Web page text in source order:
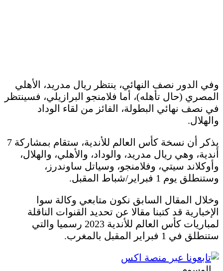
وفي الدور نصف النهائي، ينتظر ريال مدريد، الأهلي
المصري (حال تأهله)، أما فلامنجو البرازيلي، فسينتظر
في نصف نهائي البطولة، الفائز من لقاء الوداد
والهلال.
يذكر أن نسخة كأس العالم للأندية، ستقام بمشاركة 7
أندية، وهي ريال مدريد، والوداد، والأهلي، والهلال،
وأوكلاند سيتي، وفلامنجو، وسياتل ساوندرز،
وستنطلق يوم 1 فبراير/شباط المقبل.
وخلال المقال السابق نكون متابعي وكالة سوا
الإخبارية قد كتبنا مقالا عن تحديد القنوات الناقلة
لمباريات كأس العالم للأندية 2023 رسميا والتي
ستنطلق في 1 فبراير المقبل بالمغرب.